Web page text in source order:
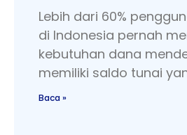
Lebih dari 60%
di Indonesia pernah
kebutuhan dana
memiliki saldo tunai
Baca »